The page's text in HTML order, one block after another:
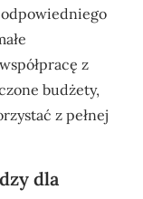
odpowiedniego
z
budżety,
z pełnej
dla